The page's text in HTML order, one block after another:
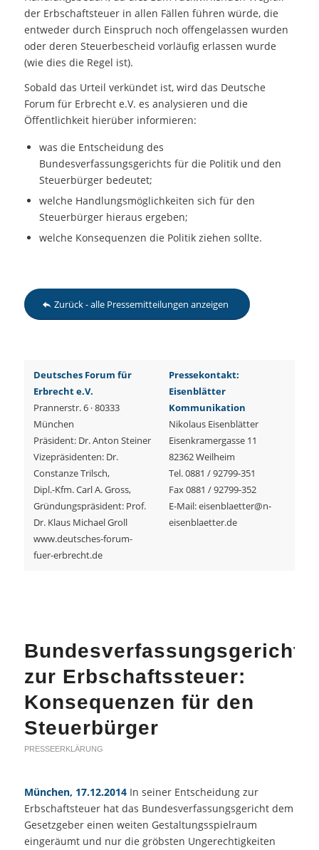
der Erbschaftsteuer in allen Fällen führen würde, die
entweder durch Einspruch noch offengelassen wurden
oder deren Steuerbescheid vorläufig erlassen wurde
(wie dies die Regel ist).
Sobald das Urteil verkündet ist, wird das Deutsche
Forum für Erbrecht e.V. es analysieren und die
Öffentlichkeit hierüber informieren:
was die Entscheidung des
Bundesverfassungsgerichts für die Politik und den
Steuerbürger bedeutet;
welche Handlungsmöglichkeiten sich für den
Steuerbürger hieraus ergeben;
welche Konsequenzen die Politik ziehen sollte.
Zurück - alle Pressemitteilungen anzeigen
Deutsches Forum für
Erbrecht e.V.
Prannerstr. 6 · 80333
München
Präsident: Dr. Anton Steiner
Vizepräsidenten: Dr.
Constanze Trilsch,
Dipl.-Kfm. Carl A. Gross,
Gründungspräsident: Prof.
Dr. Klaus Michael Groll
www.deutsches-forum-
fuer-erbrecht.de
Pressekontakt:
Eisenblätter
Kommunikation
Nikolaus Eisenblätter
Eisenkramergasse 11
82362 Weilheim
Tel. 0881 / 92799-351
Fax 0881 / 92799-352
E-Mail: eisenblaetter@n-
eisenblaetter.de
Bundesverfassungsgericht
zur Erbschaftssteuer:
Konsequenzen für den
Steuerbürger
PRESSEERKLÄRUNG
München, 17.12.2014In seiner Entscheidung zur
Erbschaftsteuer hat das Bundesverfassungsgericht dem
Gesetzgeber einen weiten Gestaltungsspielraum
eingeräumt und nur die gröbsten Ungerechtigkeiten